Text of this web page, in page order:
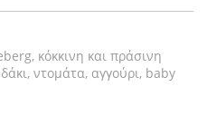
κόκκινη και πράσινη
ντομάτα, αγγούρι, baby